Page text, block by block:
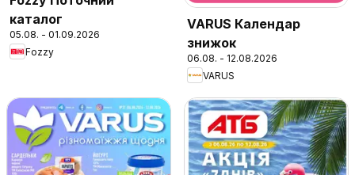
каталог
05.08. - 01.09.2026
Fozzy
VARUS Календар
знижок
06.08. - 12.08.2026
VARUS